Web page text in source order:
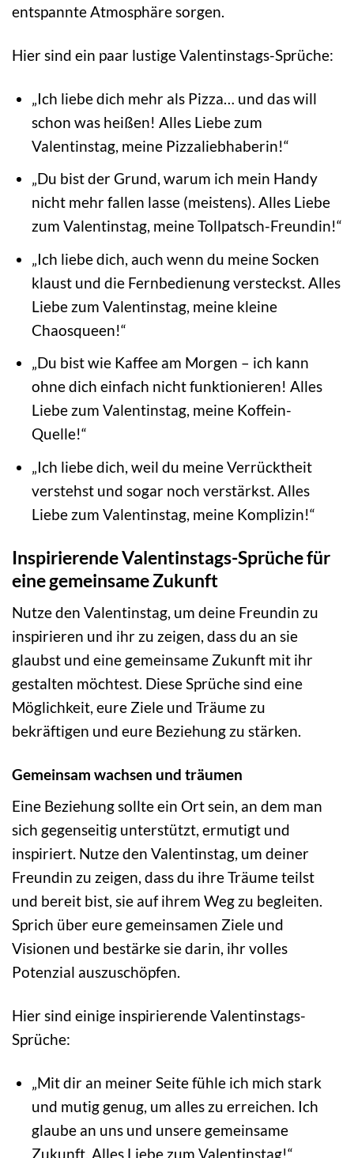
entspannte Atmosphäre sorgen.
Hier sind ein paar lustige Valentinstags-Sprüche:
„Ich liebe dich mehr als Pizza… und das will
schon was heißen! Alles Liebe zum
Valentinstag, meine Pizzaliebhaberin!“
„Du bist der Grund, warum ich mein Handy
nicht mehr fallen lasse (meistens). Alles Liebe
zum Valentinstag, meine Tollpatsch-Freundin!“
„Ich liebe dich, auch wenn du meine Socken
klaust und die Fernbedienung versteckst. Alles
Liebe zum Valentinstag, meine kleine
Chaosqueen!“
„Du bist wie Kaffee am Morgen – ich kann
ohne dich einfach nicht funktionieren! Alles
Liebe zum Valentinstag, meine Koffein-
Quelle!“
„Ich liebe dich, weil du meine Verrücktheit
verstehst und sogar noch verstärkst. Alles
Liebe zum Valentinstag, meine Komplizin!“
Inspirierende Valentinstags-Sprüche für
eine gemeinsame Zukunft
Nutze den Valentinstag, um deine Freundin zu
inspirieren und ihr zu zeigen, dass du an sie
glaubst und eine gemeinsame Zukunft mit ihr
gestalten möchtest. Diese Sprüche sind eine
Möglichkeit, eure Ziele und Träume zu
bekräftigen und eure Beziehung zu stärken.
Gemeinsam wachsen und träumen
Eine Beziehung sollte ein Ort sein, an dem man
sich gegenseitig unterstützt, ermutigt und
inspiriert. Nutze den Valentinstag, um deiner
Freundin zu zeigen, dass du ihre Träume teilst
und bereit bist, sie auf ihrem Weg zu begleiten.
Sprich über eure gemeinsamen Ziele und
Visionen und bestärke sie darin, ihr volles
Potenzial auszuschöpfen.
Hier sind einige inspirierende Valentinstags-
Sprüche:
„Mit dir an meiner Seite fühle ich mich stark
und mutig genug, um alles zu erreichen. Ich
glaube an uns und unsere gemeinsame
Zukunft. Alles Liebe zum Valentinstag!“